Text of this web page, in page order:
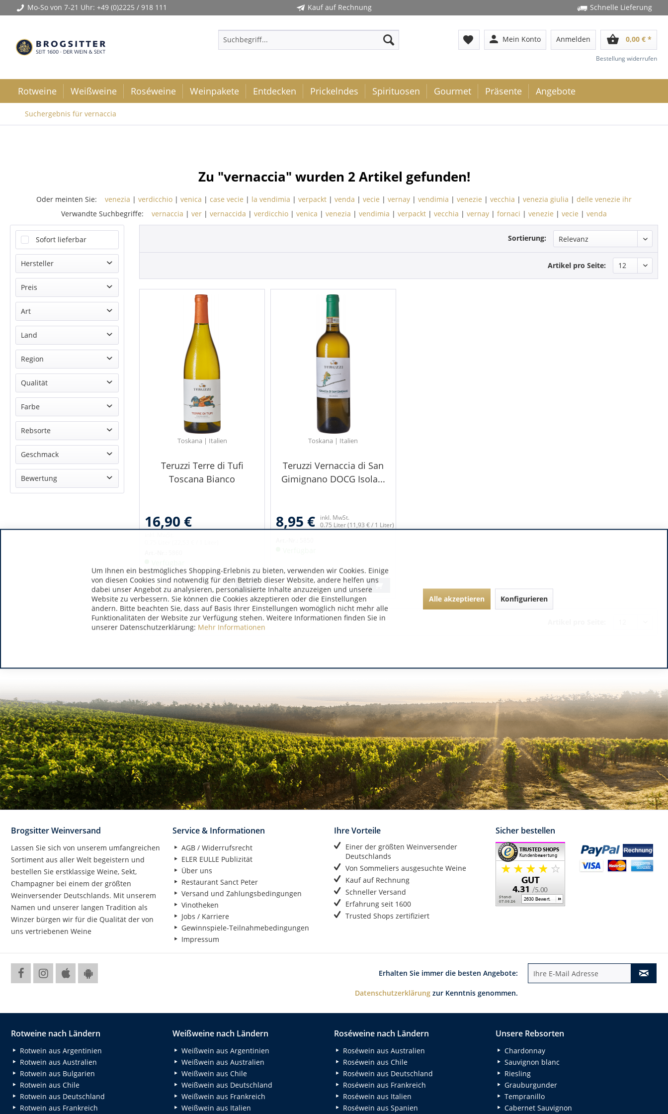
Mo-So von 7-21 Uhr: +49 (0)2225 / 918 111 Kauf auf Rechnung Schnelle Lieferung
favorite person Mein Konto Anmelden shopping_basket 0,00 € *
Bestellung widerrufen
Rotweine Weißweine Roséweine Weinpakete Entdecken Prickelndes Spirituosen Gourmet Präsente Angebote
Suchergebnis für vernaccia
Zu "vernaccia" wurden 2 Artikel gefunden!
Oder meinten Sie: venezia | verdicchio | venica | case vecie | la vendimia | verpackt | venda | vecie | vernay | vendimia | venezie | vecchia | venezia giulia | delle venezie ihr
Verwandte Suchbegriffe:
vernaccia | ver | vernaccida | verdicchio | venica | venezia | vendimia | verpackt | vecchia | vernay | fornaci | venezie | vecie | venda
Sofort lieferbar
Hersteller
Teruzzi
Teruzzi
Preis
von8,95 €bis16,90 €
Art
Weißwein
Land
Italien
Region
Toskana
Qualität
Toscana DOCG
Toscana IGT
Farbe
Weiß
Rebsorte
Cuvée
Chardonnay
Sauvignon Blanc
Vernaccia
Geschmack
trocken
Bewertung
& mehr
Sortierung:
Artikel pro Seite:
Toskana | Italien
Teruzzi Terre di Tufi
Toscana Bianco
16,90 €
Toskana | Italien
Teruzzi Vernaccia di San
Gimignano DOCG Isola...
8,95 €
inkl. MwSt.
0.75 Liter(11,93 € / 1 Liter)
Brogsitter Weinversand
Lassen Sie sich von unserem umfangreichen
Sortiment aus aller Welt begeistern und
bestellen Sie erstklassige Weine, Sekt,
Champagner bei einem der größten
Weinversender Deutschlands. Mit unserem
Namen und unserer langen Tradition als
Winzer bürgen wir für die Qualität der von
uns vertriebenen Weine
Service & Informationen
AGB / Widerrufsrecht
ELER EULLE Publizität
Über uns
Restaurant Sanct Peter
Versand und Zahlungsbedingungen
Vinotheken
Jobs / Karriere
Gewinnspiele-Teilnahmebedingungen
Impressum
Ihre Vorteile
Einer der größten Weinversender
Deutschlands
Von Sommeliers ausgesuchte Weine
Kauf auf Rechnung
Schneller Versand
Erfahrung seit 1600
Trusted Shops zertifiziert
Sicher bestellen
Erhalten Sie immer die besten Angebote:
Datenschutzerklärung zur Kenntnis genommen.
Rotweine nach Ländern
Rotwein aus Argentinien
Rotwein aus Australien
Rotwein aus Bulgarien
Rotwein aus Chile
Rotwein aus Deutschland
Rotwein aus Frankreich
Weißweine nach Ländern
Weißwein aus Argentinien
Weißwein aus Australien
Weißwein aus Chile
Weißwein aus Deutschland
Weißwein aus Frankreich
Weißwein aus Italien
Roséweine nach Ländern
Roséwein aus Australien
Roséwein aus Chile
Roséwein aus Deutschland
Roséwein aus Frankreich
Roséwein aus Italien
Roséwein aus Spanien
Unsere Rebsorten
Chardonnay
Sauvignon blanc
Riesling
Grauburgunder
Tempranillo
Cabernet Sauvignon
Um Ihnen ein bestmögliches Shopping-Erlebnis zu bieten, verwenden wir Cookies. Einige
von diesen Cookies sind notwendig für den Betrieb dieser Website, andere helfen uns
dabei unser Angebot zu analysieren, personalisierte Inhalte anzuzeigen und unsere
Website zu verbessern. Sie können die Cookies akzeptieren oder die Einstellungen
ändern. Bitte beachten Sie, dass auf Basis Ihrer Einstellungen womöglich nicht mehr alle
Funktionalitäten der Website zur Verfügung stehen. Weitere Informationen finden Sie in
unserer Datenschutzerklärung: Mehr Informationen
Alle akzeptieren Konfigurieren